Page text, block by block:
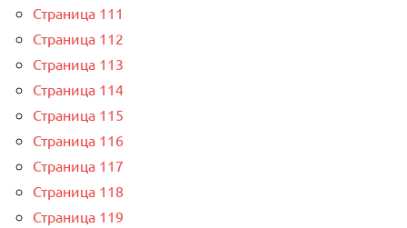
Страница 111
Страница 112
Страница 113
Страница 114
Страница 115
Страница 116
Страница 117
Страница 118
Страница 119